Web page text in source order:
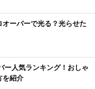
ーバーで光る？光らせた
ー人気ランキング！おしゃ
を紹介